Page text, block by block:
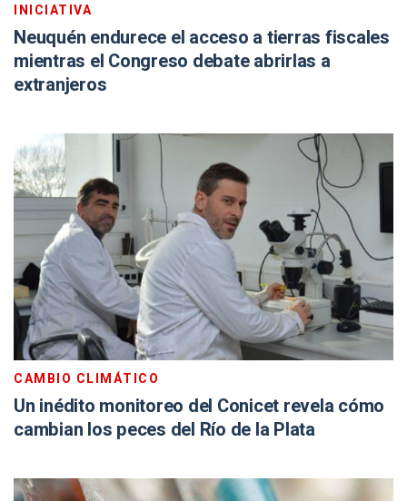
INICIATIVA
Neuquén endurece el acceso a tierras fiscales
mientras el Congreso debate abrirlas a
extranjeros
CAMBIO CLIMÁTICO
Un inédito monitoreo del Conicet revela cómo
cambian los peces del Río de la Plata